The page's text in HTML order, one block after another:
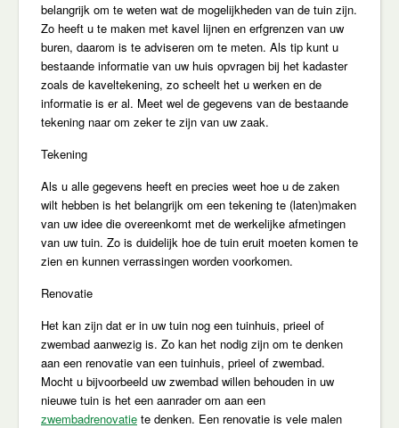
belangrijk om te weten wat de mogelijkheden van de tuin zijn.
Zo heeft u te maken met kavel lijnen en erfgrenzen van uw
buren, daarom is te adviseren om te meten. Als tip kunt u
bestaande informatie van uw huis opvragen bij het kadaster
zoals de kaveltekening, zo scheelt het u werken en de
informatie is er al. Meet wel de gegevens van de bestaande
tekening naar om zeker te zijn van uw zaak.
Tekening
Als u alle gegevens heeft en precies weet hoe u de zaken
wilt hebben is het belangrijk om een tekening te (laten)maken
van uw idee die overeenkomt met de werkelijke afmetingen
van uw tuin. Zo is duidelijk hoe de tuin eruit moeten komen te
zien en kunnen verrassingen worden voorkomen.
Renovatie
Het kan zijn dat er in uw tuin nog een tuinhuis, prieel of
zwembad aanwezig is. Zo kan het nodig zijn om te denken
aan een renovatie van een tuinhuis, prieel of zwembad.
Mocht u bijvoorbeeld uw zwembad willen behouden in uw
nieuwe tuin is het een aanrader om aan een
zwembadrenovatie te denken. Een renovatie is vele malen